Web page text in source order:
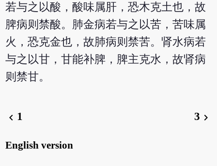
若与之以酸，酸味属肝，恐木克土也，故
脾病则禁酸。肺金病若与之以苦，苦味属
火，恐克金也，故肺病则禁苦。肾水病若
与之以甘，甘能补脾，脾主克水，故肾病
则禁甘。
chevron_left 1 3 chevron_right
English version